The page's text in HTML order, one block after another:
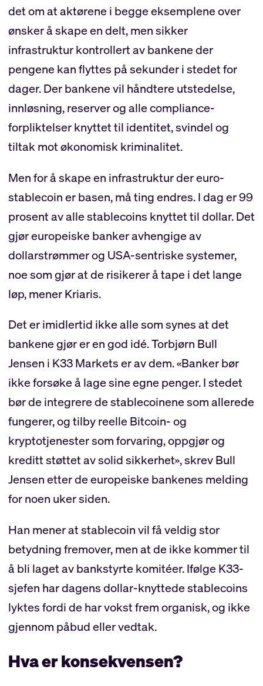
det om at aktørene i begge eksemplene over
ønsker å skape en delt, men sikker
infrastruktur kontrollert av bankene der
pengene kan flyttes på sekunder i stedet for
dager. Der bankene vil håndtere utstedelse,
innløsning, reserver og alle compliance-
forpliktelser knyttet til identitet, svindel og
tiltak mot økonomisk kriminalitet.
Men for å skape en infrastruktur der euro-
stablecoin er basen, må ting endres. I dag er 99
prosent av alle stablecoins knyttet til dollar. Det
gjør europeiske banker avhengige av
dollarstrømmer og USA-sentriske systemer,
noe som gjør at de risikerer å tape i det lange
løp, mener Kriaris.
Det er imidlertid ikke alle som synes at det
bankene gjør er en god idé. Torbjørn Bull
Jensen i K33 Markets er av dem. «Banker bør
ikke forsøke å lage sine egne penger. I stedet
bør de integrere de stablecoinene som allerede
fungerer, og tilby reelle Bitcoin- og
kryptotjenester som forvaring, oppgjør og
kreditt støttet av solid sikkerhet», skrev Bull
Jensen etter de europeiske bankenes melding
for noen uker siden.
Han mener at stablecoin vil få veldig stor
betydning fremover, men at de ikke kommer til
å bli laget av bankstyrte komitéer. Ifølge K33-
sjefen har dagens dollar-knyttede stablecoins
lyktes fordi de har vokst frem organisk, og ikke
gjennom påbud eller vedtak.
Hva er konsekvensen?